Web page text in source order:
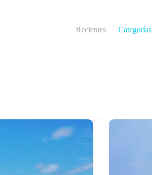
Recientes
Categorías